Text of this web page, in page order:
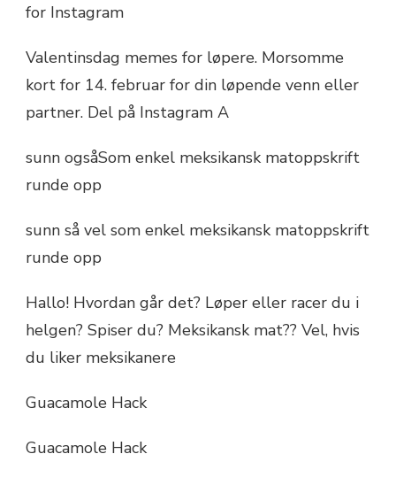
for Instagram
Valentinsdag memes for løpere. Morsomme
kort for 14. februar for din løpende venn eller
partner. Del på Instagram A
sunn ogsåSom enkel meksikansk matoppskrift
runde opp
sunn så vel som enkel meksikansk matoppskrift
runde opp
Hallo! Hvordan går det? Løper eller racer du i
helgen? Spiser du? Meksikansk mat?? Vel, hvis
du liker meksikanere
Guacamole Hack
Guacamole Hack